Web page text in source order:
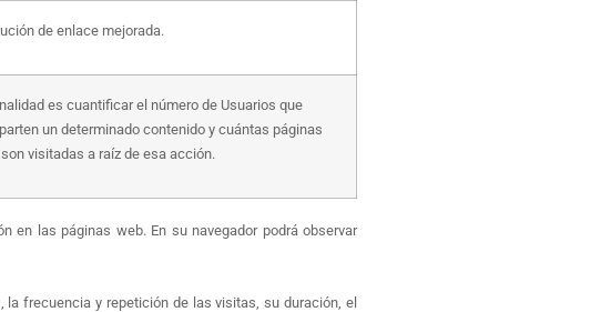
de enlace mejorada.
es cuantificar el número de Usuarios que
un determinado contenido y cuántas páginas
visitadas a raíz de esa acción.
en las páginas web. En su navegador podrá observar
frecuencia y repetición de las visitas, su duración, el